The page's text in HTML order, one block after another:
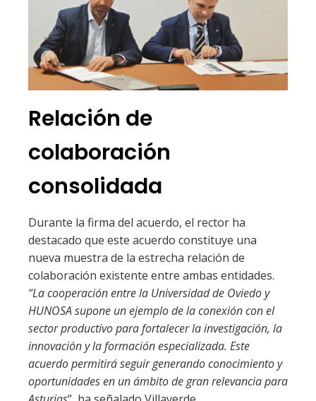
Relación de
colaboración
consolidada
Durante la firma del acuerdo, el rector ha
destacado que este acuerdo constituye una
nueva muestra de la estrecha relación de
colaboración existente entre ambas entidades.
“La cooperación entre la Universidad de Oviedo y
HUNOSA supone un ejemplo de la conexión con el
sector productivo para fortalecer la investigación, la
innovación y la formación especializada. Este
acuerdo permitirá seguir generando conocimiento y
oportunidades en un ámbito de gran relevancia para